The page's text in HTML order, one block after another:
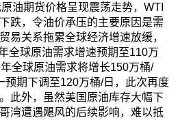
油期货价格呈现震荡走势，WTI
跌，令油价承压的主要原因是需
易关系拖累全球经济增速放缓，
全球原油需求增速预期至110万
全球原油需求将增长150万桶/
预期下调至120万桶/日，此次再度
此外，虽然美国原油库存大幅下
湾遭遇飓风的后续影响，难以抵